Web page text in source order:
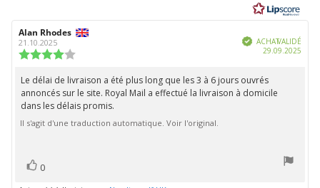
étoiles
5
Auteur
de
l'évaluation:
Alan Rhodes
21.10.2025
l'évaluation
:
4.0
étoiles
sur
VérifiéACHAT VALIDÉ
29.09.2025
Texte
de
l'évaluation:
Le délai de livraison a été plus long que les 3 à 6 jours ouvrés
annoncés sur le site. Royal Mail a effectué la livraison à domicile
dans les délais promis.
Il s'agit d'une traduction automatique. Voir l'original.
Vote
positif
0